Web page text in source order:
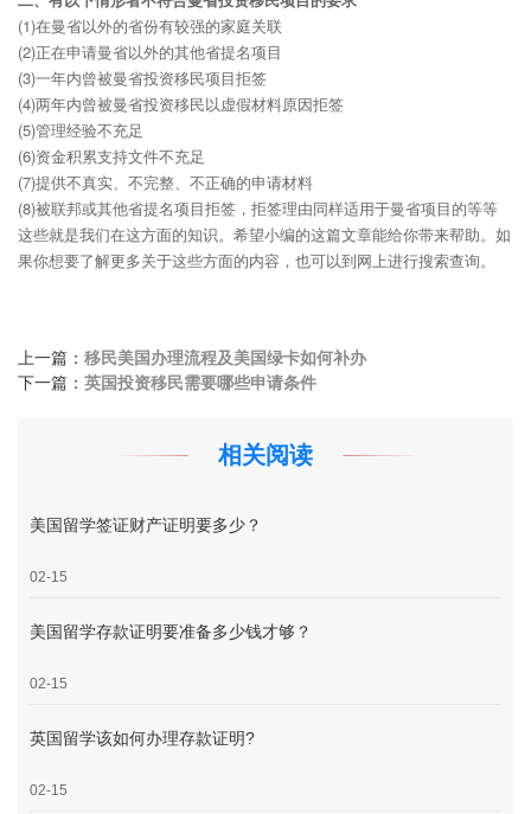
(1)在曼省以外的省份有较强的家庭关联
(2)正在申请曼省以外的其他省提名项目
(3)一年内曾被曼省投资移民项目拒签
(4)两年内曾被曼省投资移民以虚假材料原因拒签
(5)管理经验不充足
(6)资金积累支持文件不充足
(7)提供不真实、不完整、不正确的申请材料
(8)被联邦或其他省提名项目拒签，拒签理由同样适用于曼省项目的等等
这些就是我们在这方面的知识。希望小编的这篇文章能给你带来帮助。如
果你想要了解更多关于这些方面的内容，也可以到网上进行搜索查询。
上一篇： 移民美国办理流程及美国绿卡如何补办
下一篇： 英国投资移民需要哪些申请条件
相关阅读
美国留学签证财产证明要多少？
02-15
美国留学存款证明要准备多少钱才够？
02-15
英国留学该如何办理存款证明?
02-15